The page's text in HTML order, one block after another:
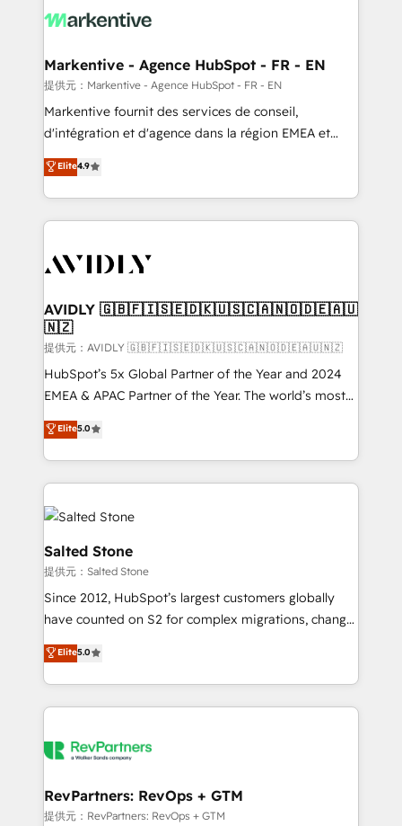
HubSpot大百科 出版 CRM・AI活用に関するご相談、現
せください。
results, fast. ⚙️CRM & RevOps: Align all Hubs to your
🎯Demand Gen & ABM: Drive pipeline with inbound,
ABM, AEO, SEO, & paid media. 👩‍💻Web Design:
Build high-performing websites with UX, messaging,
& conversion strategy that drive results. 🤖AI
AI, & maximize AEO with tailored AI services. 🧩
Integrations: Extend HubSpot with custom
Markentive - Agence HubSpot - FR - EN
提供元：Markentive - Agence HubSpot - FR - EN
Markentive fournit des services de conseil,
d'intégration et d'agence dans la région EMEA et
North America. Avec plus de 115 experts en
marketing automation, Growth, Revops, CRM et
webdesign. Markentive is both a consulting firm, a
digital agency and an integrator. With over 115
CRM and webdesign (We focus on EMEA - USA
Elite4.9
AVIDLY 🇬🇧🇫🇮🇸🇪🇩🇰🇺🇸🇨🇦🇳🇴🇩🇪🇦🇺
🇳🇿
提供元：AVIDLY 🇬🇧🇫🇮🇸🇪🇩🇰🇺🇸🇨🇦🇳🇴🇩🇪🇦🇺🇳🇿
HubSpot’s 5x Global Partner of the Year and 2024
EMEA & APAC Partner of the Year. The world’s most
experienced and fully accredited HubSpot Solutions
Partner. 🚀 With 2,750+ HubSpot projects delivered
and 370+ specialists across EMEA, APAC and NAM,
we de-risk complex CRM programmes and
accelerate ROI across every HubSpot Hub. 🧭 From
multi-region migrations to AI-powered automation,
we turn complexity into clarity, human at global
scale. 🏆 HubSpot’s CEO called us “the partner of the
future.” Others agree it is proof of trust built through
measurable impact.
Elite5.0
Salted Stone
提供元：Salted Stone
Since 2012, HubSpot’s largest customers globally
have counted on S2 for complex migrations, change
management, systems integration, and creative
solutions that deliver measurable impact and
transform brand experiences As one of the few full-
service creative agencies in the HubSpot
winning design to build scalable, globally
marketing campaigns, & RevOps frameworks that
fuel long-term success We connect the entire
Elite5.0
RevPartners: RevOps + GTM
提供元：RevPartners: RevOps + GTM